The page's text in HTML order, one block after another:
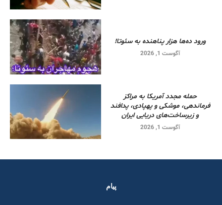
ورود ده‌ها هزار پناهنده به سئوتا!
آگوست 1, 2026
حمله مجدد آمریکا به مراکز
فرماندهی، موشکی و پهپادی، پدافند
و زیرساخت‌های دریایی ایران
آگوست 1, 2026
پیام